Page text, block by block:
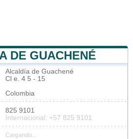
DE GUACHENÉ
Alcaldía de Guachené
Cl e. 4 5 - 15
Colombia
825 9101
Internacional: +57 825 9101
Cargando...